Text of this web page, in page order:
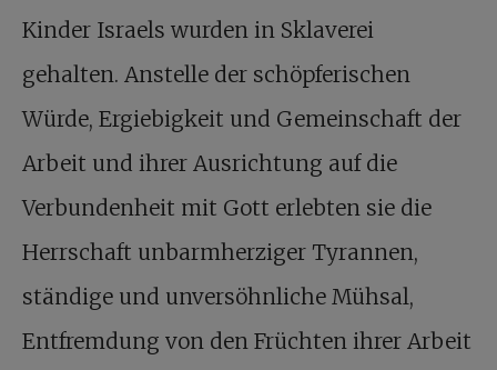
Kinder Israels wurden in Sklaverei
gehalten. Anstelle der schöpferischen
Würde, Ergiebigkeit und Gemeinschaft der
Arbeit und ihrer Ausrichtung auf die
Verbundenheit mit Gott erlebten sie die
Herrschaft unbarmherziger Tyrannen,
ständige und unversöhnliche Mühsal,
Entfremdung von den Früchten ihrer Arbeit